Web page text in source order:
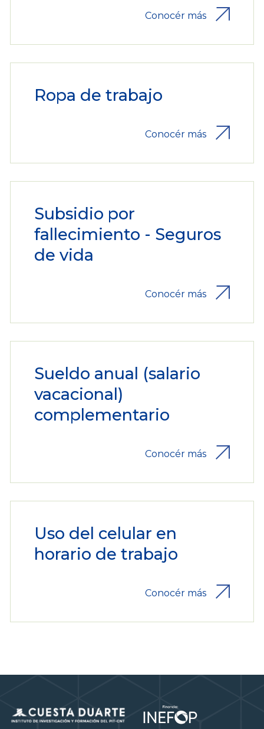
Conocér más
Ropa de trabajo
Conocér más
Subsidio por
fallecimiento - Seguros
de vida
Conocér más
Sueldo anual (salario
vacacional)
complementario
Conocér más
Uso del celular en
horario de trabajo
Conocér más